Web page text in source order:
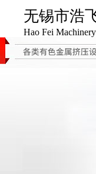
无锡市浩
Hao Fei